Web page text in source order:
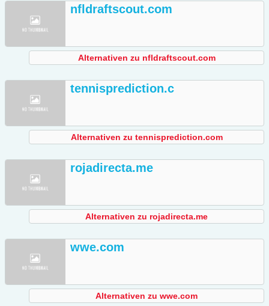
nfldraftscout.com
Alternativen zu nfldraftscout.com
tennisprediction.c
Alternativen zu tennisprediction.com
rojadirecta.me
Alternativen zu rojadirecta.me
wwe.com
Alternativen zu wwe.com